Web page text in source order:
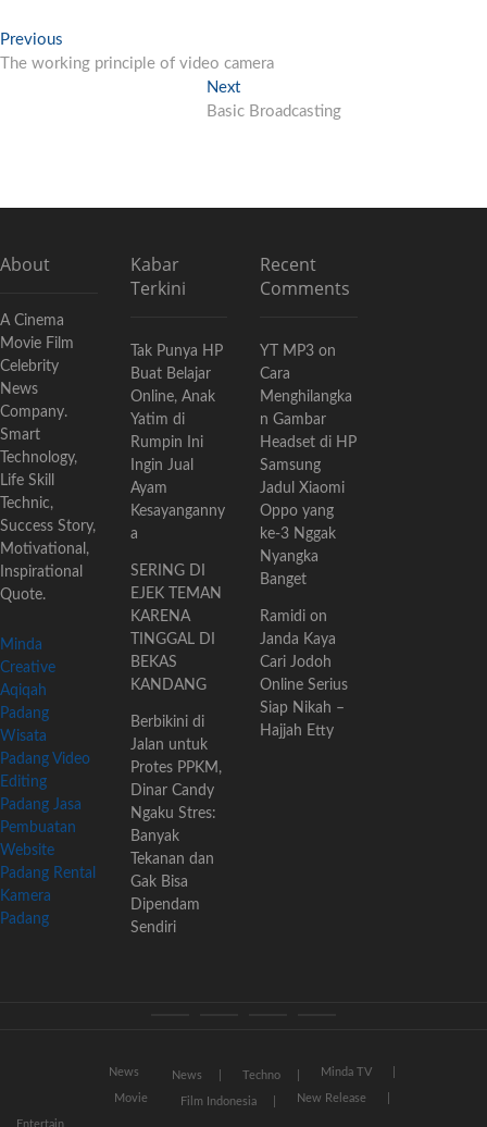
Post
navigation
Previous
post:
The working principle of video camera
NextNext
post:
Basic Broadcasting
About
A Cinema
Movie Film
Celebrity
News
Company.
Smart
Technology,
Life Skill
Technic,
Success Story,
Motivational,
Inspirational
Quote.
Minda
Creative
Aqiqah
Padang
Wisata
Padang Video
Editing
Padang Jasa
Pembuatan
Website
Padang Rental
Kamera
Padang
Kabar
Terkini
Tak Punya HP
Buat Belajar
Online, Anak
Yatim di
Rumpin Ini
Ingin Jual
Ayam
Kesayanganny
a
SERING DI
EJEK TEMAN
KARENA
TINGGAL DI
BEKAS
KANDANG
Berbikini di
Jalan untuk
Protes PPKM,
Dinar Candy
Ngaku Stres:
Banyak
Tekanan dan
Gak Bisa
Dipendam
Sendiri
Recent
Comments
YT MP3 on
Cara
Menghilangka
n Gambar
Headset di HP
Samsung
Jadul Xiaomi
Oppo yang
ke-3 Nggak
Nyangka
Banget
Ramidi on
Janda Kaya
Cari Jodoh
Online Serius
Siap Nikah –
Hajjah Etty
News News Techno Minda TV
Movie Film Indonesia New Release
Entertain